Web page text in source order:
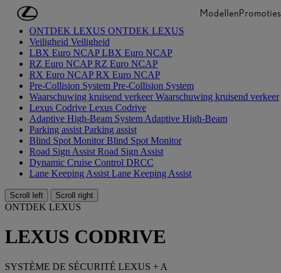
Ga naar de hoofdinhoud ModellenPromoties
ONTDEK LEXUS ONTDEK LEXUS
Veiligheid Veiligheid
LBX Euro NCAPLBX Euro NCAP
RZ Euro NCAPRZ Euro NCAP
RX Euro NCAPRX Euro NCAP
Pre-Collision System Pre-Collision System
Waarschuwing kruisend verkeerWaarschuwing kruisend verkeer
Lexus Codrive Lexus Codrive
Adaptive High-Beam System Adaptive High-Beam
Parking assist Parking assist
Blind Spot MonitorBlind Spot Monitor
Road Sign Assist Road Sign Assist
Dynamic Cruise Control DRCC
Lane Keeping Assist Lane Keeping Assist
Scroll left Scroll right
ONTDEK LEXUS
LEXUS CODRIVE
SYSTÈME DE SÉCURITÉ LEXUS + A